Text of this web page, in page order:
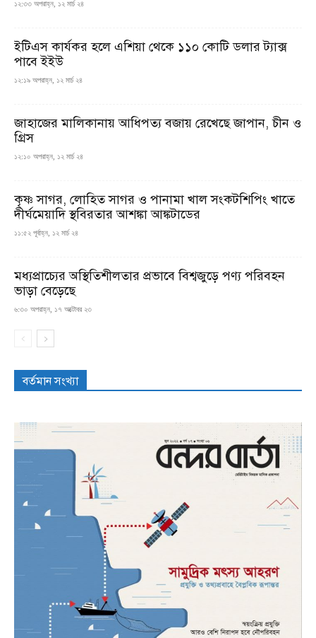
১২:৩৩ অপরাহ্ন, ১২ মার্চ ২৪
ইটিএস কার্যকর হলে এশিয়া থেকে ১১০ কোটি ডলার ট্যাক্স
পাবে ইইউ
১২:১৯ অপরাহ্ন, ১২ মার্চ ২৪
জাহাজের মালিকানায় আধিপত্য বজায় রেখেছে জাপান, চীন ও
গ্রিস
১২:১০ অপরাহ্ন, ১২ মার্চ ২৪
কৃষ্ণ সাগর, লোহিত সাগর ও পানামা খাল সংকটশিপিং খাতে
দীর্ঘমেয়াদি স্থবিরতার আশঙ্কা আঙ্কটাডের
১১:৫২ পূর্বাহ্ন, ১২ মার্চ ২৪
মধ্যপ্রাচ্যের অস্থিতিশীলতার প্রভাবে বিশ্বজুড়ে পণ্য পরিবহন
ভাড়া বেড়েছে
৬:৩০ অপরাহ্ন, ১৭ অক্টোবর ২৩
বর্তমান সংখ্যা